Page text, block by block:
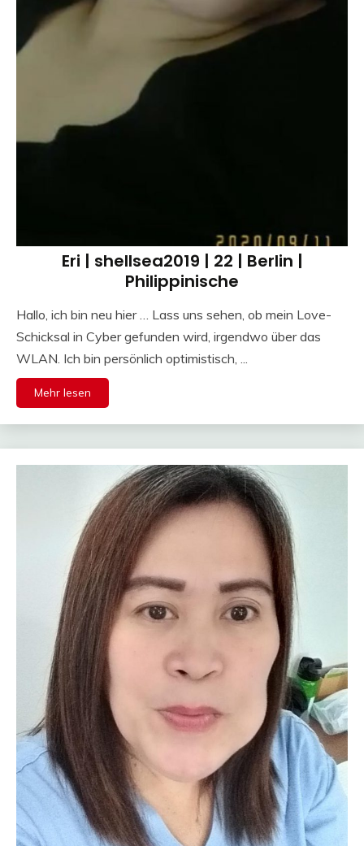
Eri | shellsea2019 | 22 | Berlin |
Philippinische
Hallo, ich bin neu hier … Lass uns sehen, ob mein Love-
Schicksal in Cyber gefunden wird, irgendwo über das
WLAN. Ich bin persönlich optimistisch, ...
Mehr lesen